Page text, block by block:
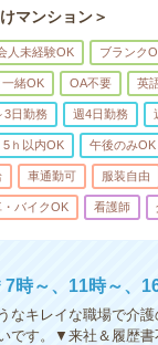
マンション＞
人未経験OK ブランク
緒OK OA不要 英
3日勤務 週4日勤務
5ｈ以内OK 午後のみOK
車通勤可 服装自由
・バイクOK 看護師
7時～、11時～、
なキレイな職場で介
です。▼来社＆履歴